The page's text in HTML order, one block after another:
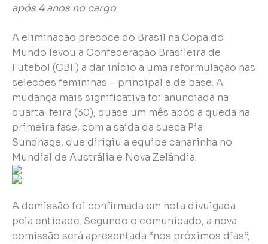
após 4 anos no cargo
A eliminação precoce do Brasil na Copa do
Mundo levou a Confederação Brasileira de
Futebol (CBF) a dar início a uma reformulação nas
seleções femininas – principal e de base. A
mudança mais significativa foi anunciada na
quarta-feira (30), quase um mês após a queda na
primeira fase, com a saída da sueca Pia
Sundhage, que dirigiu a equipe canarinha no
Mundial de Austrália e Nova Zelândia.
A demissão foi confirmada em nota divulgada
pela entidade. Segundo o comunicado, a nova
comissão será apresentada “nos próximos dias”,